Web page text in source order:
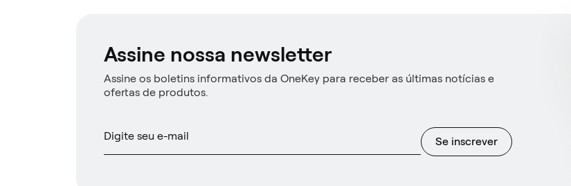
Assine nossa newsletter
Assine os boletins informativos da OneKey para receber as últimas notícias e
ofertas de produtos.
Se inscrever